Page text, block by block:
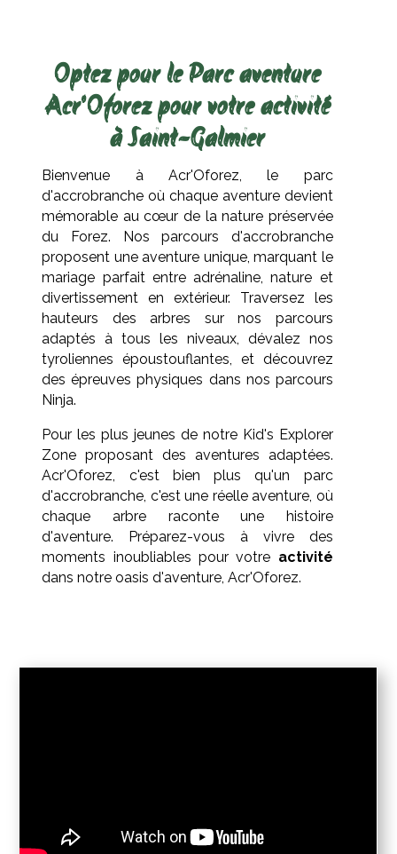
Optez pour le Parc aventure
Acr'Oforez pour votre activité
à Saint-Galmier
Bienvenue à Acr'Oforez, le parc
d'accrobranche où chaque aventure devient
mémorable au cœur de la nature préservée
du Forez. Nos parcours d'accrobranche
proposent une aventure unique, marquant le
mariage parfait entre adrénaline, nature et
divertissement en extérieur. Traversez les
hauteurs des arbres sur nos parcours
adaptés à tous les niveaux, dévalez nos
tyroliennes époustouflantes, et découvrez
des épreuves physiques dans nos parcours
Ninja.
Pour les plus jeunes de notre Kid's Explorer
Zone proposant des aventures adaptées.
Acr'Oforez, c'est bien plus qu'un parc
d'accrobranche, c'est une réelle aventure, où
chaque arbre raconte une histoire
d'aventure. Préparez-vous à vivre des
moments inoubliables pour votre activité
dans notre oasis d'aventure, Acr'Oforez.